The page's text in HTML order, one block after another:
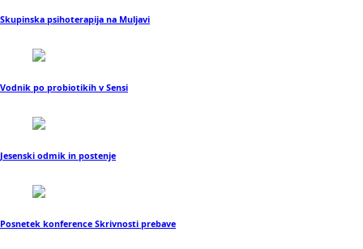
Skupinska psihoterapija na Muljavi
Vodnik po probiotikih v Sensi
Jesenski odmik in postenje
Posnetek konference Skrivnosti prebave